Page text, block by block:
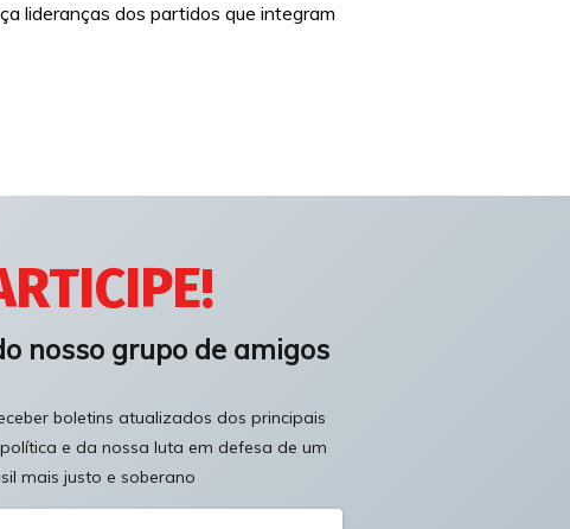
lideranças dos partidos que integram
nosso grupo de amigos
boletins atualizados dos principais
e da nossa luta em defesa de um
mais justo e soberano